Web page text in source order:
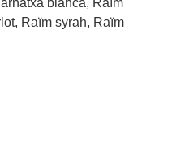
blanca, Raïm
Raïm syrah, Raïm